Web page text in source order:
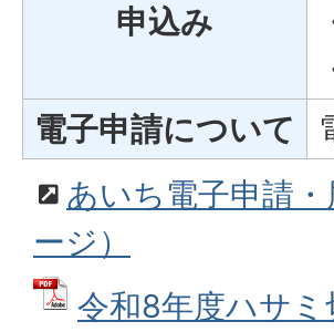
申込み
電子申請について
あいち電子申請
ージ）
令和8年度ハサ